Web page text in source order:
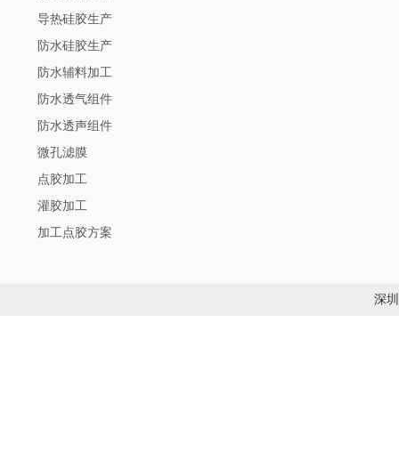
导热硅胶生产
防水硅胶生产
防水辅料加工
防水透气组件
防水透声组件
微孔滤膜
点胶加工
灌胶加工
加工点胶方案
深